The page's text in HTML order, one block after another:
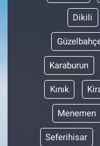
Dikili
Karaburun
Kınık
Menemen
Seferihisar